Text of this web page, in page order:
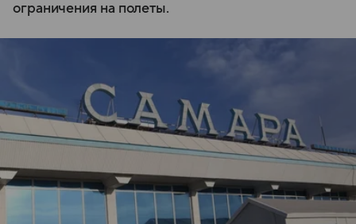
ограничения на полеты.